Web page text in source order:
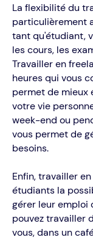
La flexibilité du
particulièrement
tant qu'étudiant,
les cours, les
Travailler en
heures qui vous
permet de mieux
votre vie
week-end ou
vous permet de
besoins.
Enfin, travailler
étudiants la
gérer leur emploi
pouvez travailler
vous, dans un